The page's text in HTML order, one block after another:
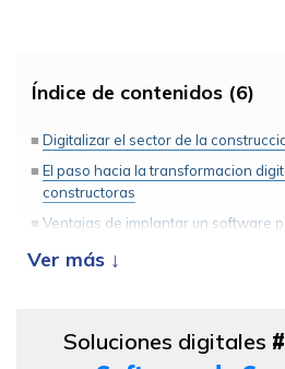
Índice de contenidos (6)
Digitalizar el sector de la
El paso hacia la transformacion
constructoras
Ventajas de implantar un software
Movilidad, la gran funcionalidad que
industrializacion
Soluciones digitales